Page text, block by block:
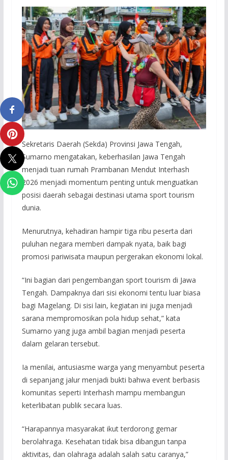
Sekretaris Daerah (Sekda) Provinsi Jawa Tengah,
Sumarno mengatakan, keberhasilan Jawa Tengah
menjadi tuan rumah Prambanan Mendut Interhash
2026 menjadi momentum penting untuk menguatkan
posisi daerah sebagai destinasi utama sport tourism
dunia.
Menurutnya, kehadiran hampir tiga ribu peserta dari
puluhan negara memberi dampak nyata, baik bagi
promosi pariwisata maupun pergerakan ekonomi lokal.
“Ini bagian dari pengembangan sport tourism di Jawa
Tengah. Dampaknya dari sisi ekonomi tentu luar biasa
bagi Magelang. Di sisi lain, kegiatan ini juga menjadi
sarana mempromosikan pola hidup sehat,” kata
Sumarno yang juga ambil bagian menjadi peserta
dalam gelaran tersebut.
Ia menilai, antusiasme warga yang menyambut peserta
di sepanjang jalur menjadi bukti bahwa event berbasis
komunitas seperti Interhash mampu membangun
keterlibatan publik secara luas.
“Harapannya masyarakat ikut terdorong gemar
berolahraga. Kesehatan tidak bisa dibangun tanpa
aktivitas, dan olahraga adalah salah satu caranya,”